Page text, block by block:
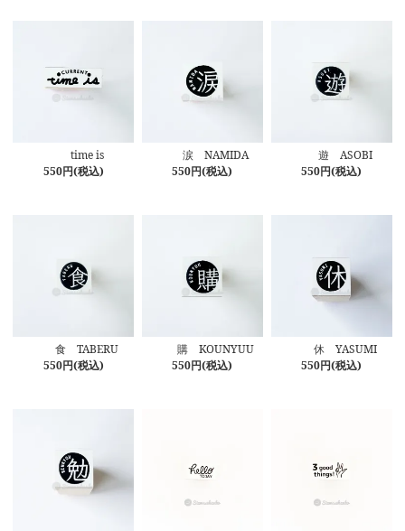
time is
550円(税込)
涙 NAMIDA
550円(税込)
遊 ASOBI
550円(税込)
食 TABERU
550円(税込)
購 KOUNYUU
550円(税込)
休 YASUMI
550円(税込)